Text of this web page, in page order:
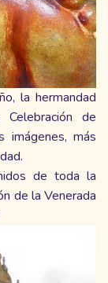
la hermandad
de
imágenes, más
de toda la
de la Venerada